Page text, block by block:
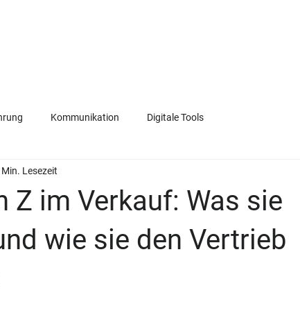
Kommunikation Digitale Tools
Z im Verkauf: Was sie
wie sie den Vertrieb
Lesezeit